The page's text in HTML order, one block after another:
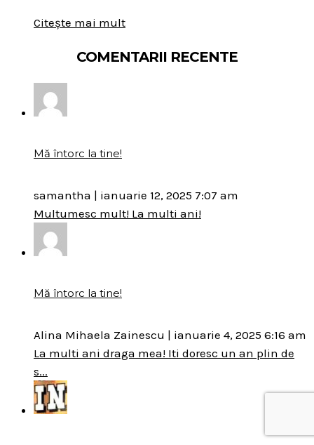
Citește mai mult
COMENTARII RECENTE
Mă întorc la tine!
samantha | ianuarie 12, 2025 7:07 am
Multumesc mult! La multi ani!
Mă întorc la tine!
Alina Mihaela Zainescu | ianuarie 4, 2025 6:16 am
La multi ani draga mea! Iti doresc un an plin de
s...